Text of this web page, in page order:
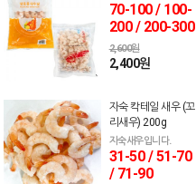
70-100 / 100-
200 / 200-300
2,600원
2,400원
자숙 칵테일 새우 (꼬
리새우) 200g
자숙새우입니다.
31-50 / 51-70
/ 71-90